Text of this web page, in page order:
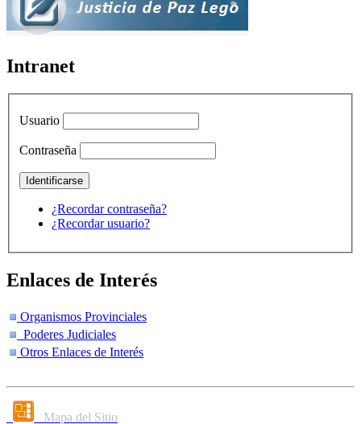
Intranet
Usuario
Contraseña
¿Recordar contraseña?
¿Recordar usuario?
Enlaces de Interés
Organismos Provinciales
Poderes Judiciales
Otros Enlaces de Interés
Mapa del Sitio